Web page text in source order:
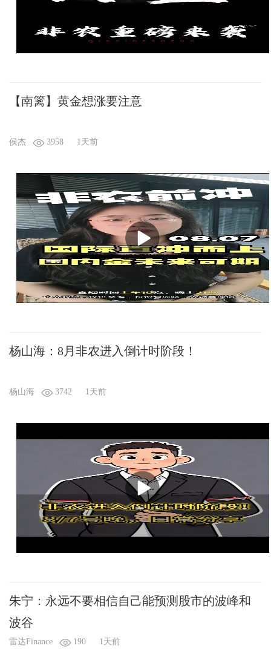
【南篱】黄金想涨要注意
侯杰 3958 1天前
杨山海：8月非农进入倒计时阶段！
杨山海 3742 1天前
朱宁：永远不要相信自己能预测股市的波峰和
波谷
雷达Finance 190 1天前